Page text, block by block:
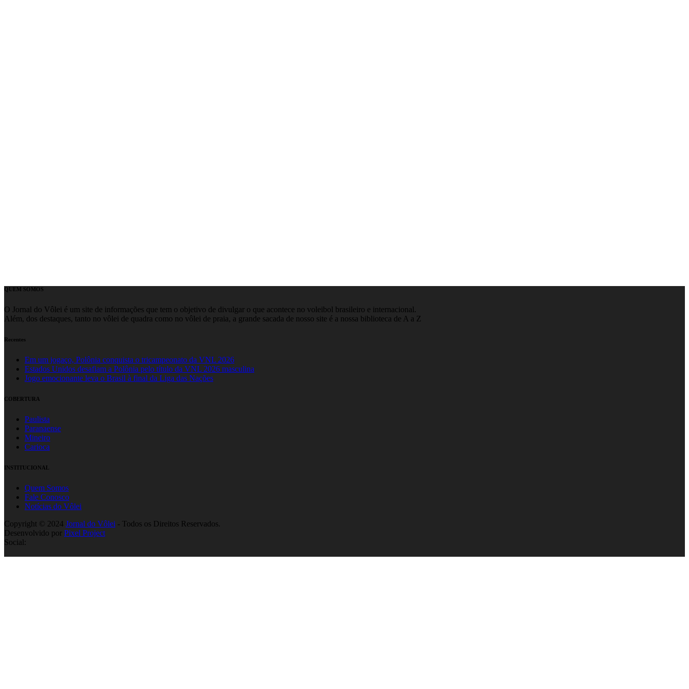
QUEM SOMOS
O Jornal do Vôlei é um site de informações que tem o objetivo de divulgar o que acontece no voleibol brasileiro e internacional.
Além, dos destaques, tanto no vôlei de quadra como no vôlei de praia, a grande sacada de nosso site é a nossa biblioteca de A a Z
Recentes
Em um jogaço, Polônia conquista o tricampeonato da VNL 2026
Estados Unidos desafiam a Polônia pelo título da VNL 2026 masculina
Jogo emocionante leva o Brasil à final da Liga das Nações
COBERTURA
Paulista
Paranaense
Mineiro
Carioca
INSTITUCIONAL
Quem Somos
Fale Conosco
Notícias do Vôlei
Copyright © 2024 Jornal do Vôlei - Todos os Direitos Reservados.
Desenvolvido por Pixel Project
Social: